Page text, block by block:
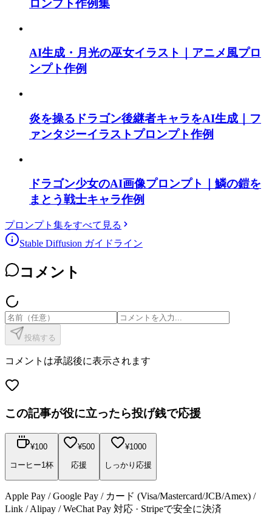
ロンプト作例集
AI生成・月光の巫女イラスト｜アニメ風プロ
ンプト作例
炎を操るドラゴン後継者キャラをAI生成｜フ
ァンタジーイラストプロンプト作例
ドラゴン少女のAI画像プロンプト｜鱗の鎧を
まとう戦士キャラ作例
プロンプト集をすべて見る
Stable Diffusion ガイドライン
コメント
投稿する
コメントは承認後に表示されます
この記事が役に立ったら投げ銭で応援
¥100
コーヒー1杯
¥500
応援
¥1000
しっかり応援
Apple Pay / Google Pay / カード (Visa/Mastercard/JCB/Amex) /
Link / Alipay / WeChat Pay 対応 · Stripeで安全に決済